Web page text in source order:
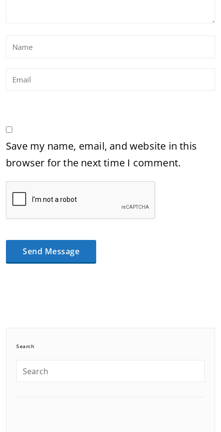
Save my name, email, and website in this
browser for the next time I comment.
Search